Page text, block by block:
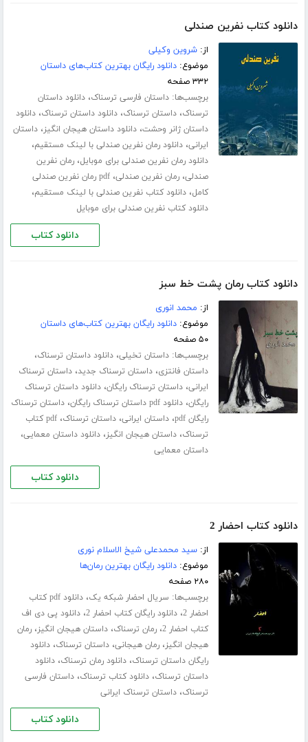
دانلود کتاب نفرین صندلی
از:شروین وکیلی
موضوع:دانلود رایگان بهترین کتاب‌های داستان
۳۳۲ صفحه
برچسب‌ها:داستان فارسی ترسناک،دانلود داستان
ترسناک،داستان ترسناک،دانلود داستان ترسناک،دانلود
داستان ژانر وحشت،دانلود داستان هیجان انگیز،داستان
ایرانی،دانلود رمان نفرین صندلی با لینک مستقیم،
دانلود رمان نفرین صندلی برای موبایل،رمان نفرین
صندلی،رمان نفرین صندلی،
pdf رمان نفرین صندلی
کامل،دانلود کتاب نفرین صندلی با لینک مستقیم،
دانلود کتاب نفرین صندلی برای موبایل
دانلود کتاب
دانلود کتاب رمان پشت خط سبز
از: محمد انوری
موضوع:دانلود رایگان بهترین کتاب‌های داستان
۵۰ صفحه
برچسب‌ها:داستان تخیلی،دانلود داستان ترسناک،
داستان فانتزی،داستان ترسناک جدید،داستان ترسناک
ایرانی،داستان ترسناک رایگان،دانلود داستان ترسناک
رایگان،دانلود pdf داستان ترسناک رایگان ،داستان ترسناک
رایگان pdf
،داستان ایرانی،داستان ترسناک،
pdf کتاب
ترسناک،داستان هیجان انگیز،دانلود داستان معمایی،
داستان معمایی
دانلود کتاب
دانلود کتاب احضار 2
از:سید محمدعلی شیخ الاسلام نوری
موضوع:دانلود رایگان بهترین رمان‌ها
۲۸۰ صفحه
برچسب‌ها: سریال احضار شبکه یک،
دانلود pdf کتاب
احضار 2 ،دانلود رایگان کتاب احضار 2 ،دانلود پی دی اف
کتاب احضار 2 ،رمان ترسناک،داستان هیجان انگیز،رمان
هیجان انگیز،رمان هیجانی،داستان ترسناک،دانلود
رایگان داستان ترسناک،دانلود رمان ترسناک،دانلود
داستان ترسناک،دانلود کتاب ترسناک،داستان فارسی
ترسناک،داستان ترسناک ایرانی
دانلود کتاب